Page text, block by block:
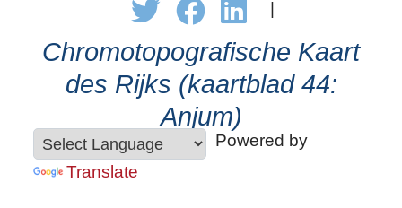
Chromotopografische Kaart
des Rijks (kaartblad 44:
Anjum)
Powered by
Translate